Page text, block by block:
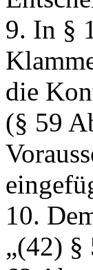
9. In §
die
(§ 59
10.
„(42) §